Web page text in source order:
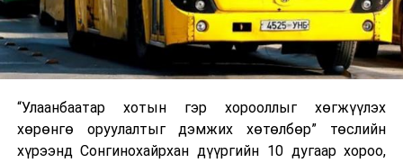
“Улаанбаатар хотын гэр хорооллыг хөгжүүлэх
хөрөнгө оруулалтыг дэмжих хөтөлбөр” төслийн
хүрээнд Сонгинохайрхан дүүргийн 10 дугаар хороо,